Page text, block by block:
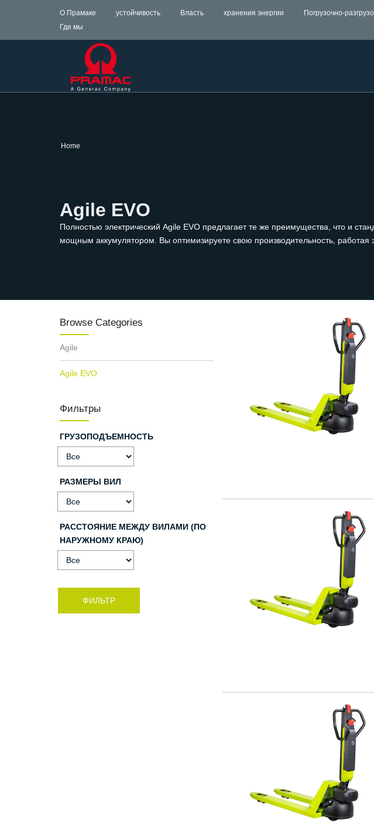
О Прамаке устойчивость Власть хранения энергии Погрузочно-
Где мы
Home
Agile EVO
Полностью электрический Agile EVO предлагает те же преимущества, что и
мощным аккумулятором. Вы оптимизируете свою производительность, работая
Browse Categories
Agile
Agile EVO
Фильтры
ГРУЗОПОДЪЕМНОСТЬ
РАЗМЕРЫ ВИЛ
РАССТОЯНИЕ МЕЖДУ ВИЛАМИ (ПО
НАРУЖНОМУ КРАЮ)